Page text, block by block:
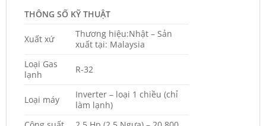
THÔNG SỐ KỸ THUẬT
Xuất xứ
Thương hiệu:Nhật – Sản
xuất tại: Malaysia
Loại Gas
lạnh
R-32
Loại máy
Inverter – loại 1 chiều (chỉ
làm lạnh)